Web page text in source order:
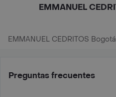
EMMANUEL
EMMANUEL CEDRITOS Bogotá
Preguntas frecuentes